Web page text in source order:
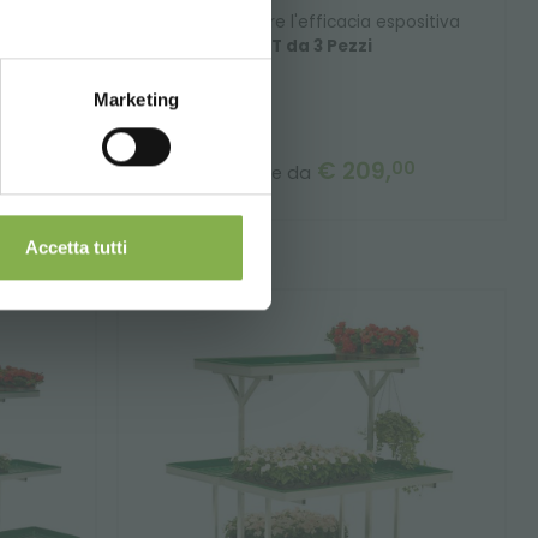
Marketing
Accetta tutti
Per aumentare l'efficacia espositiva
SET da 3 Pezzi
a partire da € 209,00